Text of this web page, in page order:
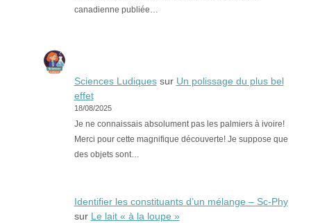
canadienne publiée…
Sciences Ludiquessur Un polissage du plus bel
effet
18/08/2025
Je ne connaissais absolument pas les palmiers à ivoire!
Merci pour cette magnifique découverte! Je suppose que
des objets sont…
Identifier les constituants d’un mélange – Sc-Phy
sur Le lait « à la loupe »